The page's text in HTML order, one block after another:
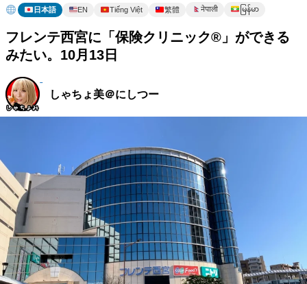
日本語 EN Tiếng Việt 繁體 नेपाली မြန်မာ
フレンテ西宮に「保険クリニック®」ができる
みたい。10月13日
しゃちょ美＠にしつー